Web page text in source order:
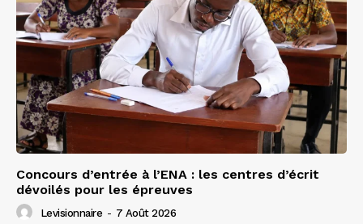
Concours d’entrée à l’ENA : les centres d’écrit
dévoilés pour les épreuves
Levisionnaire - 7 Août 2026